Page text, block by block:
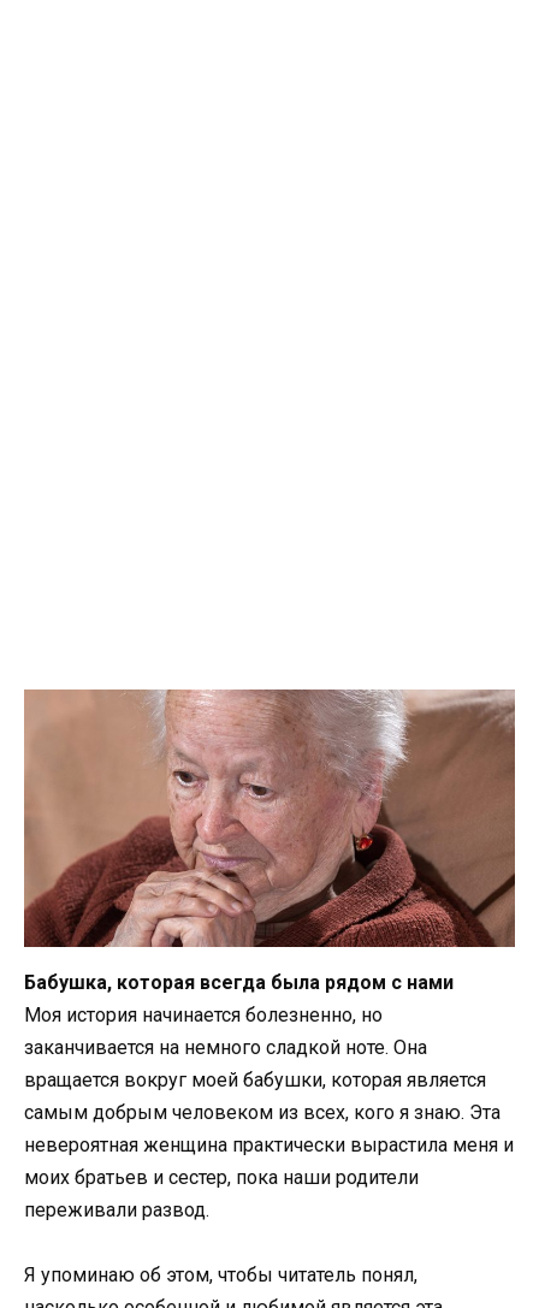
Бабушка, которая всегда была рядом с нами
Моя история начинается болезненно, но
заканчивается на немного сладкой ноте. Она
вращается вокруг моей бабушки, которая является
самым добрым человеком из всех, кого я знаю. Эта
невероятная женщина практически вырастила меня и
моих братьев и сестер, пока наши родители
переживали развод.
Я упоминаю об этом, чтобы читатель понял,